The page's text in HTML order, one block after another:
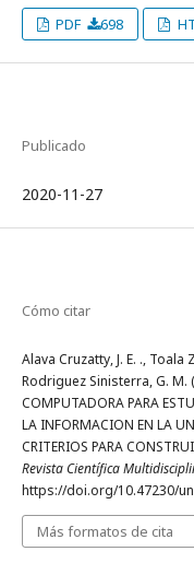
PDF 698
Publicado
2020-11-27
Cómo citar
Alava Cruzatty, J. E. .,
Rodriguez Sinisterra, G. M.
COMPUTADORA PARA
LA INFORMACION EN LA
CRITERIOS PARA
Revista Científica
https://doi.org/10.47230/
Más formatos de cita